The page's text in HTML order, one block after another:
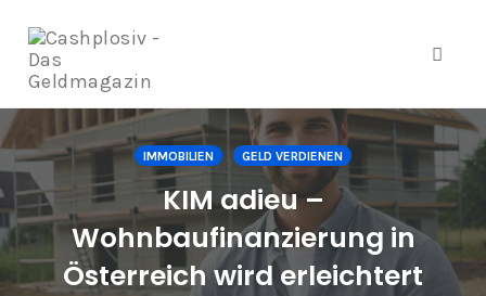
Zum
Inhalt
springen
IMMOBILIEN GELD VERDIENEN
KIM adieu –
Wohnbaufinanzierung in
Österreich wird erleichtert